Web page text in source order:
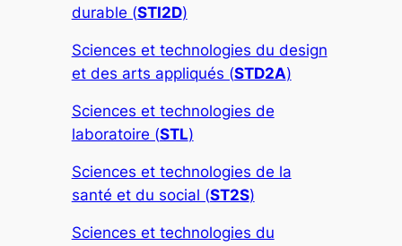
durable (STI2D)
Sciences et technologies du design
et des arts appliqués (STD2A)
Sciences et technologies de
laboratoire (STL)
Sciences et technologies de la
santé et du social (ST2S)
Sciences et technologies du